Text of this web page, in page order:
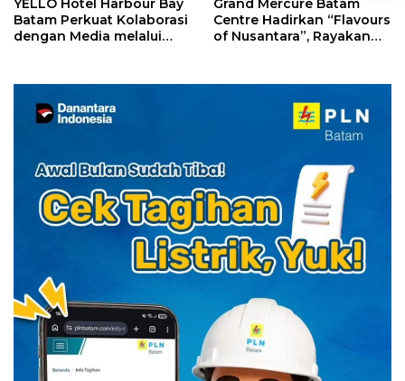
YELLO Hotel Harbour Bay
Batam Perkuat Kolaborasi
dengan Media melalui
Grand Mercure Batam
Centre Hadirkan “Flavours
of Nusantara”, Rayakan